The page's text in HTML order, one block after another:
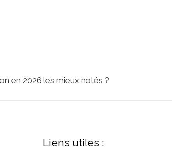
en 2026 les mieux notés ?
Liens utiles :